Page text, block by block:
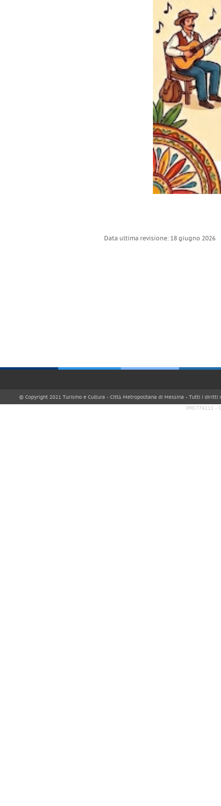
Data ultima revisione: 18 giugno 2026
© Copyright 2021 Turismo e Cultura - Città Metropolitana di Messina - Tutti i diritti
090.776111 -